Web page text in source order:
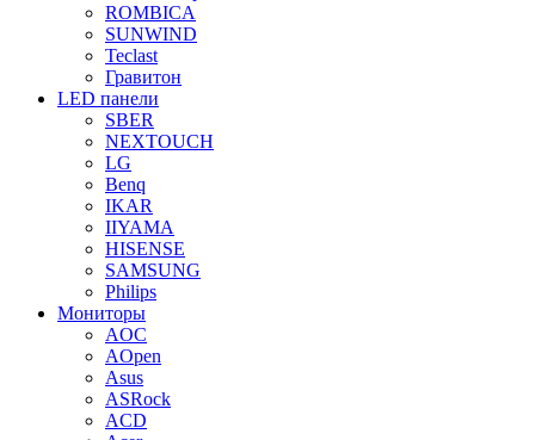
ROMBICA
SUNWIND
Teclast
Гравитон
LED панели
SBER
NEXTOUCH
LG
Benq
IKAR
IIYAMA
HISENSE
SAMSUNG
Philips
Мониторы
AOC
AOpen
Asus
ASRock
ACD